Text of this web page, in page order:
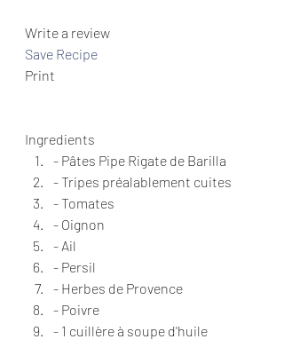
Write a review
Save Recipe
Print
Ingredients
- Pâtes Pipe Rigate de Barilla
- Tripes préalablement cuites
- Tomates
- Oignon
- Ail
- Persil
- Herbes de Provence
- Poivre
- 1 cuillère à soupe d'huile